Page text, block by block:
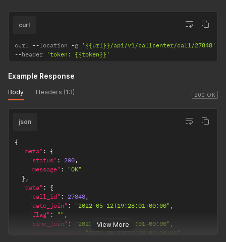
curl
curl --location -g '{{url}}/api/v1/callcenter/call/27848'
--header 'token: {{token}}'
200 OK
Example Response
Body Headers (13)
View More
json
{
"meta" :
{
"status" : 200 ,
"message" :
"OK"
} ,
"data" :
{
"call_id" : 27848 ,
"date_join" : "2022-05-12T19:28:01+00:00" ,
"flag" : "" ,
"time_join" : "2022-05-12T19:28:01+00:00" ,
"time_connect" : "2022-05-12T19:28:07+00:00"